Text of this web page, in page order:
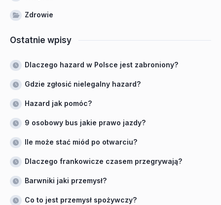
Zdrowie
Ostatnie wpisy
Dlaczego hazard w Polsce jest zabroniony?
Gdzie zgłosić nielegalny hazard?
Hazard jak pomóc?
9 osobowy bus jakie prawo jazdy?
Ile może stać miód po otwarciu?
Dlaczego frankowicze czasem przegrywają?
Barwniki jaki przemysł?
Co to jest przemysł spożywczy?